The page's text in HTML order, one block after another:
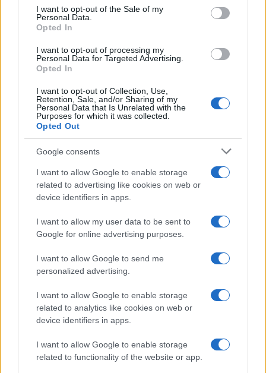
services and may gather and store information including but
not limited to your visit or usage behaviour. You may click to
grant or deny consent to Google and its third-party tags to
consent section.
I want to opt-out of the Sale of my
Personal Data.
Opted In
I want to opt-out of processing my
Personal Data for Targeted Advertising.
Opted In
I want to opt-out of Collection, Use,
Retention, Sale, and/or Sharing of my
Personal Data that Is Unrelated with the
Purposes for which it was collected.
Opted Out
Google consents
I want to allow Google to enable storage
related to advertising like cookies on web or
device identifiers in apps.
I want to allow my user data to be sent to
Google for online advertising purposes.
I want to allow Google to send me
personalized advertising.
I want to allow Google to enable storage
related to analytics like cookies on web or
device identifiers in apps.
I want to allow Google to enable storage
related to functionality of the website or app.